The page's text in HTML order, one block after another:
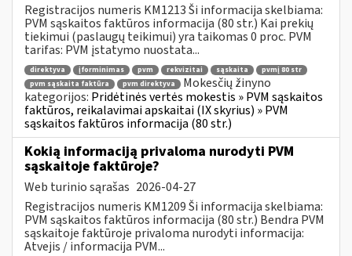
Registracijos numeris KM1213 Ši informacija skelbiama:
PVM sąskaitos faktūros informacija (80 str.) Kai prekių
tiekimui (paslaugų teikimui) yra taikomas 0 proc. PVM
tarifas: PVM įstatymo nuostata...
direktyva įforminimas pvm rekvizitai sąskaita
pvmį 80 str
pvm sąskaita faktūra
pvm direktyva
Mokesčių žinyno
kategorijos: Pridėtinės vertės mokestis » PVM sąskaitos
faktūros, reikalavimai apskaitai (IX skyrius) » PVM
sąskaitos faktūros informacija (80 str.)
Kokią informaciją privaloma nurodyti PVM
sąskaitoje faktūroje?
Web turinio sąrašas 2026-04-27
Registracijos numeris KM1209 Ši informacija skelbiama:
PVM sąskaitos faktūros informacija (80 str.) Bendra PVM
sąskaitoje faktūroje privaloma nurodyti informacija:
Atvejis / informacija PVM...